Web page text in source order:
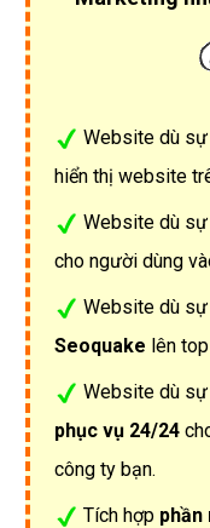
Website dù
hiển thị website
Website dù sự
cho người dùng
Website dù sự
Seoquake lên
Website dù
phục vụ 24/24
công ty bạn.
Tích hợp phần